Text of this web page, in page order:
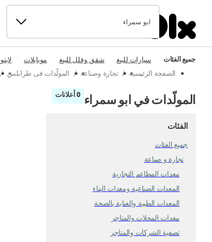
ابو سمراء
جميع الفئات سيارات للبيع شقق وفلل للبيع موبايلات
الصفحة الرئيسية / تجارة وصناعة / المولّدات فى طرابلس /
المولّدات في ابو سمراء 0 أعلانات
الفئات
جميع الفئات
تجارة و صناعة
معدات المطاعم التجارية
المعدات الصناعية ومعدات البناء
المعدات الطبية والعناية بالصحة
معدات المحلات والمتاجر
تصفية الشركات والمتاجر